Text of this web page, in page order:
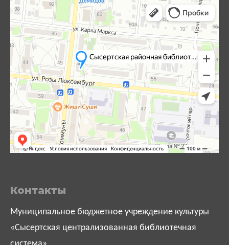
Контакты
Муниципальное бюджетное учреждение культуры
«Сысертская централизованная библиотечная